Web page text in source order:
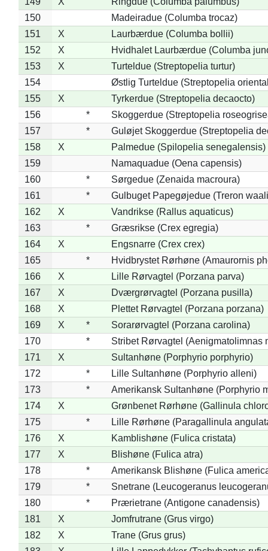
150
Madeiradue (Columba trocaz)
151
X
Laurbærdue (Columba bollii)
152
X
Hvidhalet Laurbærdue (Columba
153
X
Turteldue (Streptopelia turtur)
154
Østlig Turteldue (Streptopelia
155
X
Tyrkerdue (Streptopelia decaocto)
156
*
Skoggerdue (Streptopelia
157
*
Guløjet Skoggerdue (Streptopelia
158
X
Palmedue (Spilopelia senegalensis)
159
Namaquadue (Oena capensis)
160
*
Sørgedue (Zenaida macroura)
161
*
Gulbuget Papegøjedue (Treron
162
X
Vandrikse (Rallus aquaticus)
163
*
Græsrikse (Crex egregia)
164
X
Engsnarre (Crex crex)
165
*
Hvidbrystet Rørhøne (Amaurornis
166
X
Lille Rørvagtel (Porzana parva)
167
X
Dværgrørvagtel (Porzana pusilla)
168
X
Plettet Rørvagtel (Porzana porzana)
169
X *
Sorarørvagtel (Porzana carolina)
170
*
Stribet Rørvagtel (Aenigmatolimnas
171
X
Sultanhøne (Porphyrio porphyrio)
172
*
Lille Sultanhøne (Porphyrio alleni)
173
*
Amerikansk Sultanhøne (Porphyrio
174
X
Grønbenet Rørhøne (Gallinula
175
*
Lille Rørhøne (Paragallinula
176
X
Kamblishøne (Fulica cristata)
177
X
Blishøne (Fulica atra)
178
*
Amerikansk Blishøne (Fulica
179
*
Snetrane (Leucogeranus
180
*
Prærietrane (Antigone canadensis)
181
X
Jomfrutrane (Grus virgo)
182
X
Trane (Grus grus)